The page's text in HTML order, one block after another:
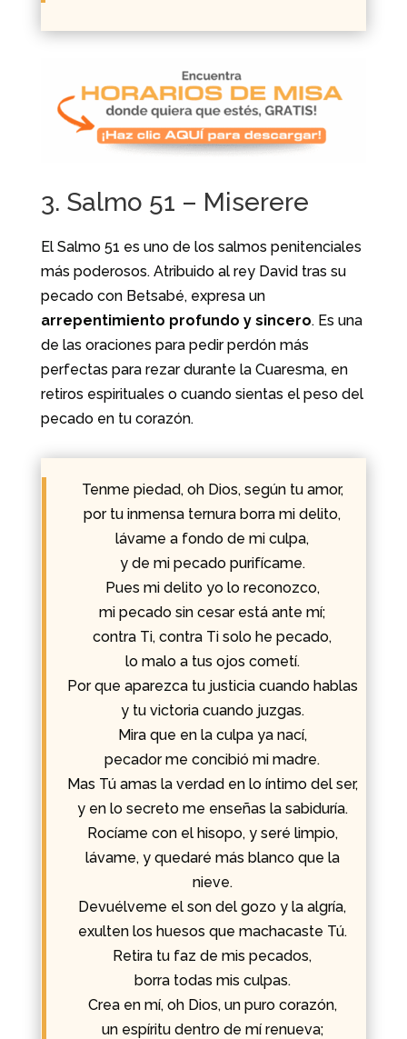
3. Salmo 51 – Miserere
El Salmo 51 es uno de los salmos penitenciales
más poderosos. Atribuido al rey David tras su
pecado con Betsabé, expresa un
arrepentimiento profundo y sincero. Es una
de las oraciones para pedir perdón más
perfectas para rezar durante la Cuaresma, en
retiros espirituales o cuando sientas el peso del
pecado en tu corazón.
Tenme piedad, oh Dios, según tu amor,
por tu inmensa ternura borra mi delito,
lávame a fondo de mi culpa,
y de mi pecado purifícame.
Pues mi delito yo lo reconozco,
mi pecado sin cesar está ante mí;
contra Ti, contra Ti solo he pecado,
lo malo a tus ojos cometí.
Por que aparezca tu justicia cuando hablas
y tu victoria cuando juzgas.
Mira que en la culpa ya nací,
pecador me concibió mi madre.
Mas Tú amas la verdad en lo íntimo del ser,
y en lo secreto me enseñas la sabiduría.
Rocíame con el hisopo, y seré limpio,
lávame, y quedaré más blanco que la
nieve.
Devuélveme el son del gozo y la algría,
exulten los huesos que machacaste Tú.
Retira tu faz de mis pecados,
borra todas mis culpas.
Crea en mí, oh Dios, un puro corazón,
un espíritu dentro de mí renueva;